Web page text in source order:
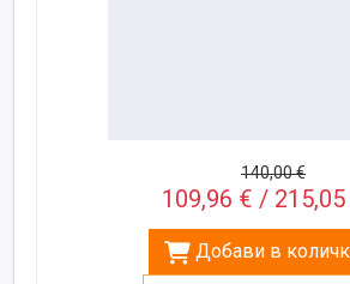
140,00 €
109,96 € /
Добави в